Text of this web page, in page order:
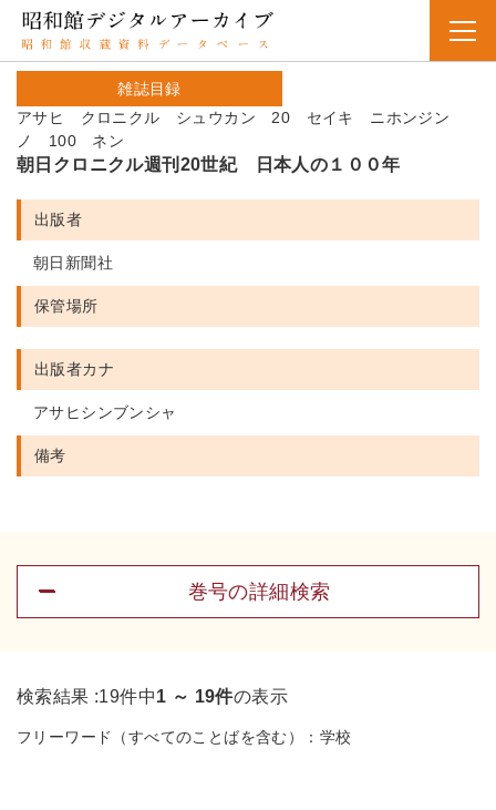
雑誌目録
アサヒ クロニクル シュウカン 20 セイキ ニホンジン
ノ 100 ネン
朝日クロニクル週刊20世紀 日本人の１００年
出版者
朝日新聞社
保管場所
出版者カナ
アサヒシンブンシャ
備考
巻号の詳細検索
検索結果 :19件中1 ～ 19件の表示
フリーワード（すべてのことばを含む）： 学校